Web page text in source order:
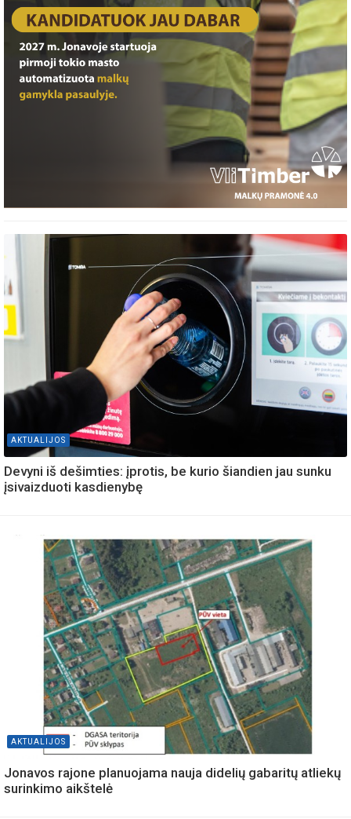
AKTUALIJOS
Devyni iš dešimties: įprotis, be kurio šiandien jau sunku
įsivaizduoti kasdienybę
AKTUALIJOS
Jonavos rajone planuojama nauja didelių gabaritų atliekų
surinkimo aikštelė